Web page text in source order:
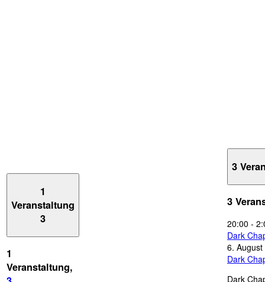
1
Veranstaltung
3
1
Veranstaltung,
3
3
20:00 -
Dark
6.
Dark
Dark